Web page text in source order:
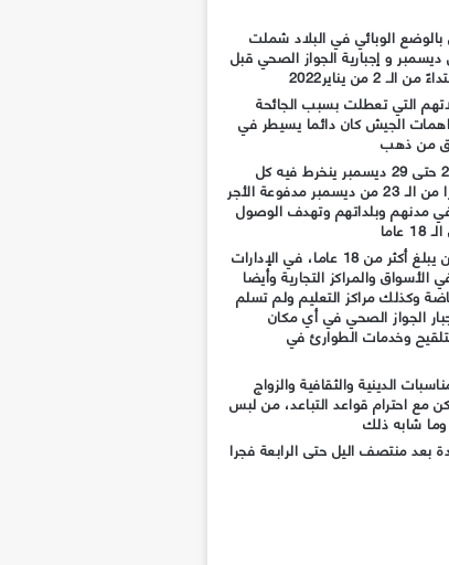
بالوضع الوبائي في البلاد شملت
شاملة بدءً من الآن حتى الـ 29 من ديسمبر و إجبارية الجواز الصحي قبل
يناير2022
التي تعطلت بسبب الجائحة
الجيش كان دائما يسيطر في
من ذهب
فقد سبقه قرار بحملة تطعيم شاملة يبدأ من 20 حتى 29 ديسمبر ينخرط فيه كل
السكان وبموجبه منح الرئيس إجازة 5 أيام اعتبارا من الـ 23 من ديسمبر مدفوعة الأجر
مدنهم وبلداتهم وتهدف الوصول
و تلى ذلك قرار فرض الجواز الصحي على كل من يبلغ أكثر من 18 عاما، في الإدارات
والمراكز التجارية وأيضا
وكذلك مراكز التعليم ولم تسلم
الجواز الصحي في أي مكان
وخدمات الطوارئ في
الدينية والثقافية والزواج
الرياضية ابتداءً من الـ 2 من يناير 2022 لكن مع احترام قواعد التباعد، من لبس
وما شابه ذلك
بعد منتصف اليل حتى الرابعة فجرا